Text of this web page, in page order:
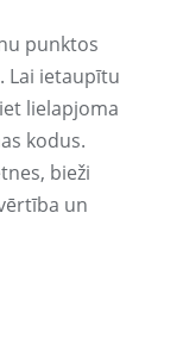
punktos
Lai ietaupītu
lielapjoma
kodus.
bieži
un